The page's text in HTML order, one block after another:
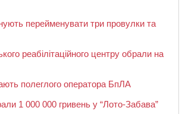
перейменувати три провулки та
реабілітаційного центру обрали на
полеглого оператора БпЛА
1 000 000 гривень у “Лото-Забава”